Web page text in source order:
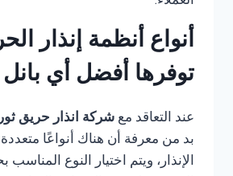
أنواع أنظمة إنذار
توفرها أفضل أي بانل
عند التعاقد مع شركة انذار حريق
بد من معرفة أن هناك أنواعًا
الإنذار، ويتم اختيار النوع